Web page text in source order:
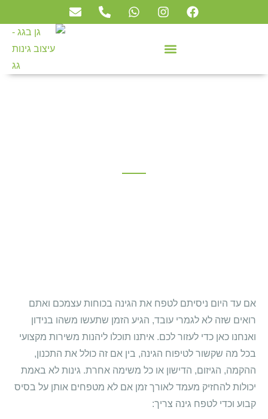
אם עד היום ניסיתם לטפח את הגינה בכוחות עצמכם ואתם
רואים שזה לא לגמרי עובד, הגיע הזמן שתעשו משהו בנידון
ואנחנו כאן כדי לעזור לכם. איתנו תוכלו ליהנות משירות מקצועי
בכל מה שקשור לטיפוח הגינה, בין אם זה כולל את התכנון,
ההקמה, הגיזום, הדישון או כל משימה אחרת. גינות לא באמת
יכולות להחזיק מעמד לאורך זמן אם לא מטפחים אותן על בסיס
קבוע וכדי לטפח גינה צריך: